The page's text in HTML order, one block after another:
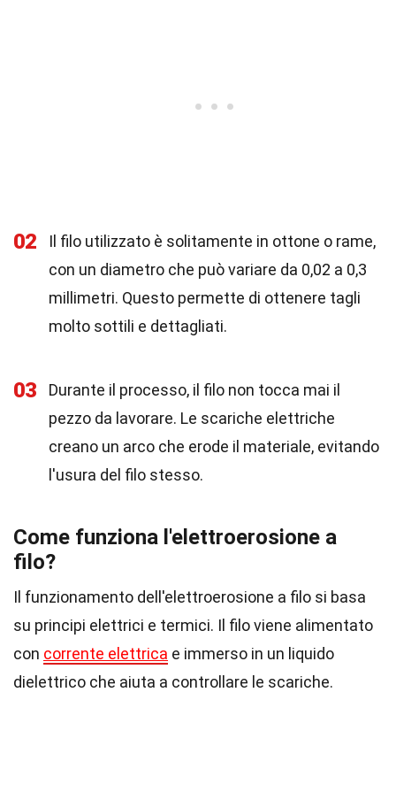
02
Il filo utilizzato è solitamente in ottone o rame,
con un diametro che può variare da 0,02 a 0,3
millimetri. Questo permette di ottenere tagli
molto sottili e dettagliati.
03
Durante il processo, il filo non tocca mai il
pezzo da lavorare. Le scariche elettriche
creano un arco che erode il materiale, evitando
l'usura del filo stesso.
Come funziona l'elettroerosione a
filo?
Il funzionamento dell'elettroerosione a filo si basa
su principi elettrici e termici. Il filo viene alimentato
con corrente elettrica e immerso in un liquido
dielettrico che aiuta a controllare le scariche.